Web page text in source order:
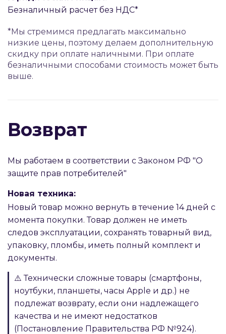
Безналичный расчет без НДС*
*Мы стремимся предлагать максимально
низкие цены, поэтому делаем дополнительную
скидку при оплате наличными. При оплате
безналичными способами стоимость может быть
выше.
Возврат
Мы работаем в соответствии с Законом РФ "О
защите прав потребителей"
Новая техника:
Новый товар можно вернуть в течение 14 дней с
момента покупки. Товар должен не иметь
следов эксплуатации, сохранять товарный вид,
упаковку, пломбы, иметь полный комплект и
документы.
⚠️ Технически сложные товары (смартфоны,
ноутбуки, планшеты, часы Apple и др.) не
подлежат возврату, если они надлежащего
качества и не имеют недостатков
(Постановление Правительства РФ №924).